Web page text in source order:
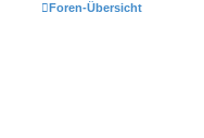
Foren-Übersicht